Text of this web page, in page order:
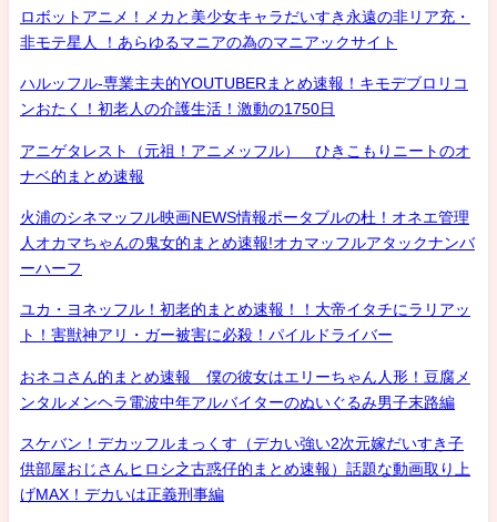
ロボットアニメ！メカと美少女キャラだいすき永遠の非リア充・
非モテ星人 ！あらゆるマニアの為のマニアックサイト
ハルッフル-専業主夫的YOUTUBERまとめ速報！キモデブロリコ
ンおたく！初老人の介護生活！激動の1750日
アニゲタレスト（元祖！アニメッフル） ひきこもりニートのオ
ナベ的まとめ速報
火浦のシネマッフル映画NEWS情報ポータブルの杜！オネエ管理
人オカマちゃんの鬼女的まとめ速報!オカマッフルアタックナンバ
ーハーフ
ユカ・ヨネッフル！初老的まとめ速報！！大帝イタチにラリアッ
ト！害獣神アリ・ガー被害に必殺！パイルドライバー
おネコさん的まとめ速報 僕の彼女はエリーちゃん人形！豆腐メ
ンタルメンヘラ電波中年アルバイターのぬいぐるみ男子末路編
スケバン！デカッフルまっくす（デカい強い2次元嫁だいすき子
供部屋おじさんヒロシ之古惑仔的まとめ速報）話題な動画取り上
げMAX！デカいは正義刑事編